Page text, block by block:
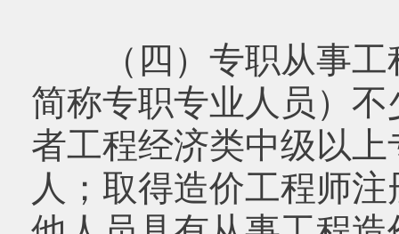
（四）专职从事工
简称专职专业人员）
者工程经济类中级以
人；取得造价工程师